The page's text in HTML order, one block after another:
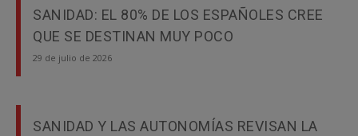
SANIDAD: EL 80% DE LOS ESPAÑOLES CREE
QUE SE DESTINAN MUY POCO
29 de julio de 2026
SANIDAD Y LAS AUTONOMÍAS REVISAN LA